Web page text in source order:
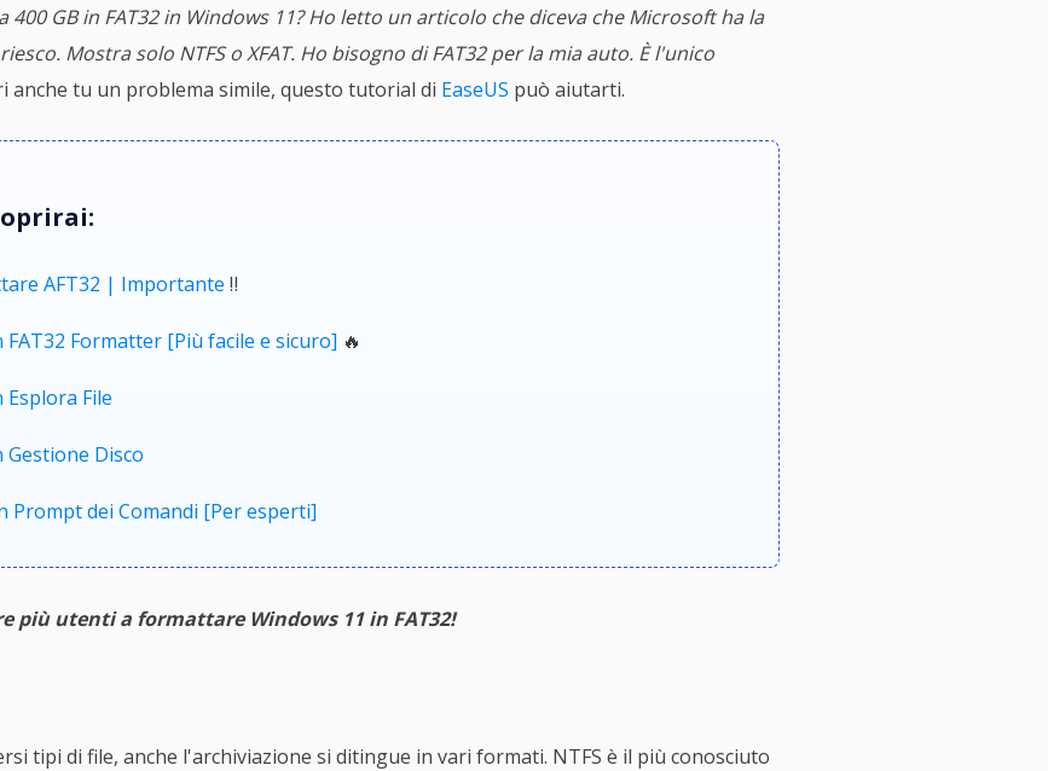
GB in FAT32 in Windows 11? Ho letto un articolo che diceva che Microsoft ha la
Mostra solo NTFS o XFAT. Ho bisogno di FAT32 per la mia auto. È l'unico
anche tu un problema simile, questo tutorial di EaseUS può aiutarti.
AFT32 | Importante ‼️
Formatter [Più facile e sicuro] 🔥
File
Gestione Disco
Prompt dei Comandi [Per esperti]
più utenti a formattare Windows 11 in FAT32!
tipi di file, anche l'archiviazione si ditingue in vari formati. NTFS è il più conosciuto